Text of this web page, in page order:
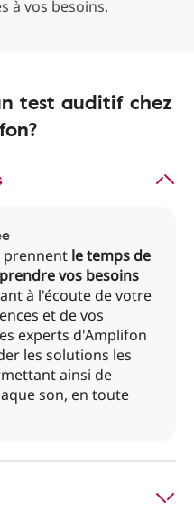
à vos besoins.
test auditif chez
prennent le temps de
vos besoins
à l'écoute de votre
et de vos
experts d'Amplifon
les solutions les
ainsi de
son, en toute